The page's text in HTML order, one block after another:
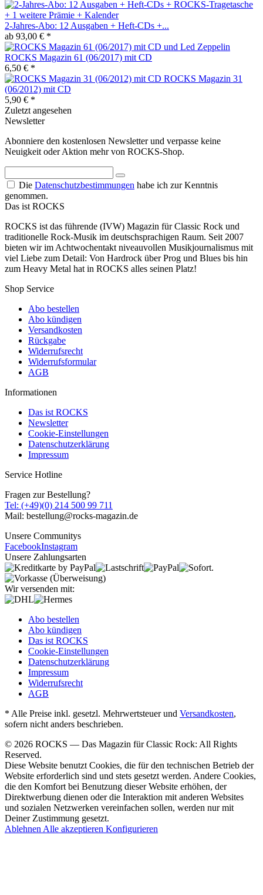
2-Jahres-Abo: 12 Ausgaben + Heft-CDs +...
ab 93,00 € *
ROCKS Magazin 61 (06/2017) mit CD
6,50 € *
ROCKS Magazin 31
(06/2012) mit CD
5,90 € *
Zuletzt angesehen
Newsletter
Abonniere den kostenlosen Newsletter und verpasse keine
Neuigkeit oder Aktion mehr von ROCKS-Shop.
Die Datenschutzbestimmungen habe ich zur Kenntnis
genommen.
Das ist ROCKS
ROCKS ist das führende (IVW) Magazin für Classic Rock und
traditionelle Rock-Musik im deutschsprachigen Raum. Seit 2007
bieten wir im Achtwochentakt niveauvollen Musikjournalismus mit
viel Liebe zum Detail: Von Hardrock über Prog und Blues bis hin
zum Heavy Metal hat in ROCKS alles seinen Platz!
Shop Service
Abo bestellen
Abo kündigen
Versandkosten
Rückgabe
Widerrufsrecht
Widerrufsformular
AGB
Informationen
Das ist ROCKS
Newsletter
Cookie-Einstellungen
Datenschutzerklärung
Impressum
Service Hotline
Fragen zur Bestellung?
Tel: (+49)(0) 214 500 99 711
Mail: bestellung@rocks-magazin.de
Unsere Communitys
FacebookInstagram
Unsere Zahlungsarten
Wir versenden mit:
Abo bestellen
Abo kündigen
Das ist ROCKS
Cookie-Einstellungen
Datenschutzerklärung
Impressum
Widerrufsrecht
AGB
* Alle Preise inkl. gesetzl. Mehrwertsteuer und Versandkosten,
sofern nicht anders beschrieben.
© 2026 ROCKS — Das Magazin für Classic Rock: All Rights
Reserved.
Diese Website benutzt Cookies, die für den technischen Betrieb der
Website erforderlich sind und stets gesetzt werden. Andere Cookies,
die den Komfort bei Benutzung dieser Website erhöhen, der
Direktwerbung dienen oder die Interaktion mit anderen Websites
und sozialen Netzwerken vereinfachen sollen, werden nur mit
Deiner Zustimmung gesetzt.
Ablehnen Alle akzeptieren Konfigurieren